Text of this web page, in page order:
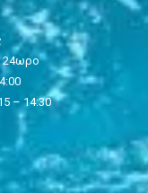
24ωρο
– 14:30